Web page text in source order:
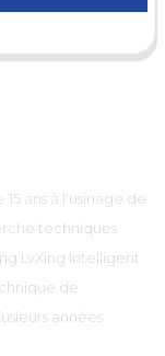
ans à l'usinage de
techniques
LvXing Intelligent
de
années